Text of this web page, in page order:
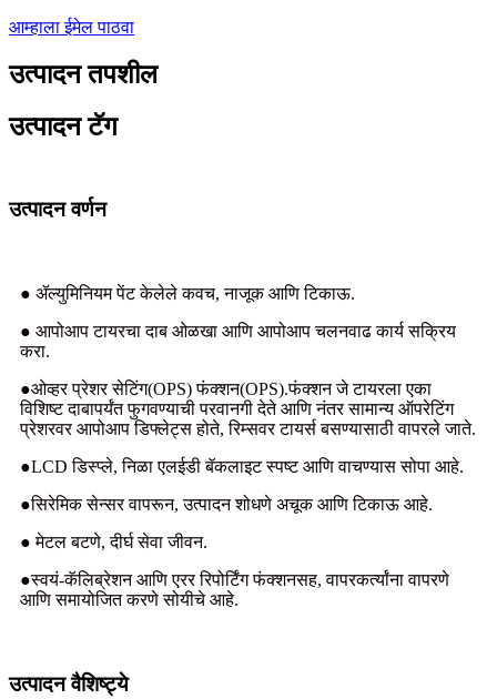
आम्हाला ईमेल पाठवा
उत्पादन तपशील
उत्पादन टॅग
उत्पादन वर्णन
● ॲल्युमिनियम पेंट केलेले कवच, नाजूक आणि टिकाऊ.
● आपोआप टायरचा दाब ओळखा आणि आपोआप चलनवाढ कार्य सक्रिय
करा.
●ओव्हर प्रेशर सेटिंग(OPS) फंक्शन(OPS).फंक्शन जे टायरला एका
विशिष्ट दाबापर्यंत फुगवण्याची परवानगी देते आणि नंतर सामान्य ऑपरेटिंग
प्रेशरवर आपोआप डिफ्लेट्स होते, रिम्सवर टायर्स बसण्यासाठी वापरले जाते.
●LCD डिस्प्ले, निळा एलईडी बॅकलाइट स्पष्ट आणि वाचण्यास सोपा आहे.
●सिरेमिक सेन्सर वापरून, उत्पादन शोधणे अचूक आणि टिकाऊ आहे.
● मेटल बटणे, दीर्घ सेवा जीवन.
●स्वयं-कॅलिब्रेशन आणि एरर रिपोर्टिंग फंक्शनसह, वापरकर्त्यांना वापरणे
आणि समायोजित करणे सोयीचे आहे.
उत्पादन वैशिष्ट्ये